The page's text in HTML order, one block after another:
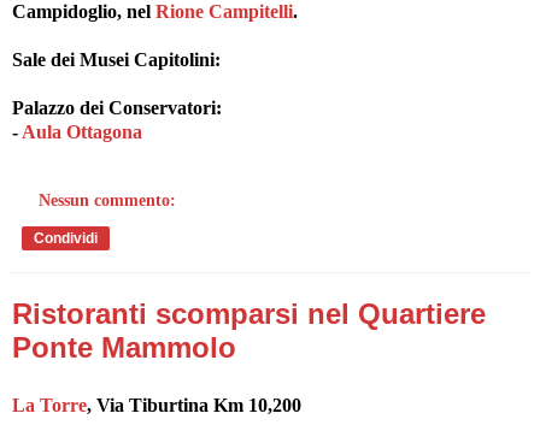
Campidoglio, nel Rione Campitelli.
Sale dei Musei Capitolini:
Palazzo dei Conservatori:
- Aula Ottagona
Nessun commento:
Condividi
Ristoranti scomparsi nel Quartiere
Ponte Mammolo
La Torre, Via Tiburtina Km 10,200